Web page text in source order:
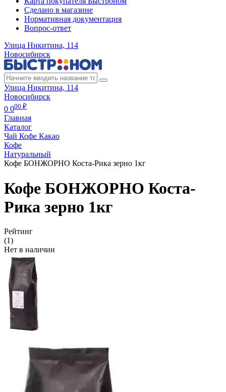
Сделано в магазине
Нормативная документация
Вопрос-ответ
Улица Никитина, 114
Новосибирск
Улица Никитина, 114
Новосибирск
0 000 ₽
Главная
Каталог
Чай Кофе Какао
Кофе
Натуральный
Кофе БОНЖОРНО Коста-Рика зерно 1кг
Кофе БОНЖОРНО Коста-
Рика зерно 1кг
Рейтинг
(1)
Нет в наличии